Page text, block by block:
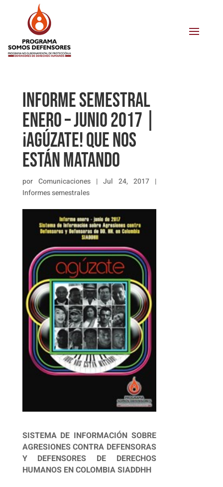
INFORME SEMESTRAL
ENERO – JUNIO 2017 |
¡AGÚZATE! QUE NOS
ESTÁN MATANDO
por Comunicaciones| Jul 24, 2017|
Informes semestrales
SISTEMA DE INFORMACIÓN SOBRE
AGRESIONES CONTRA DEFENSORAS
Y DEFENSORES DE DERECHOS
HUMANOS EN COLOMBIA SIADDHH